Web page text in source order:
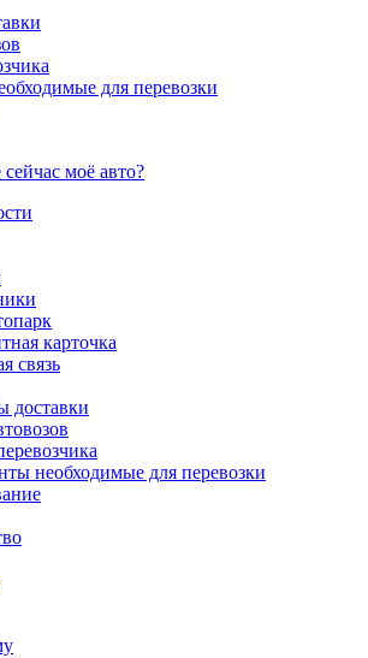
для перевозки
сейчас моё авто?
карточка
связь
доставки
необходимые для перевозки